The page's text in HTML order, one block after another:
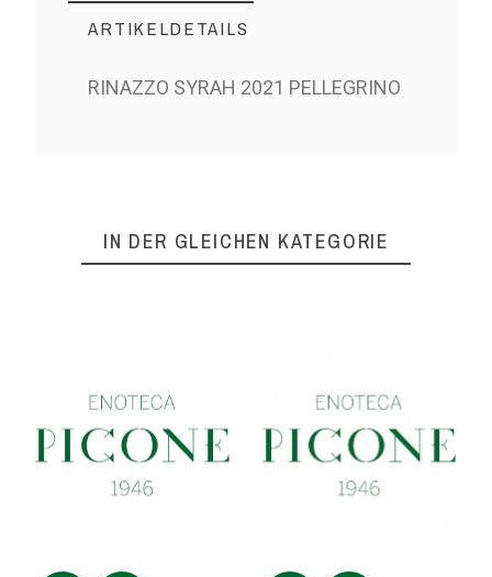
ARTIKELDETAILS
RINAZZO SYRAH 2021 PELLEGRINO
IN DER GLEICHEN KATEGORIE